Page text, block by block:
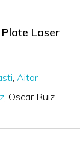
Laser
Aitor
Oscar Ruiz